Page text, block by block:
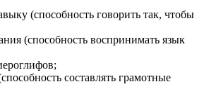
(способность говорить так, чтобы
(способность воспринимать язык
составлять грамотные